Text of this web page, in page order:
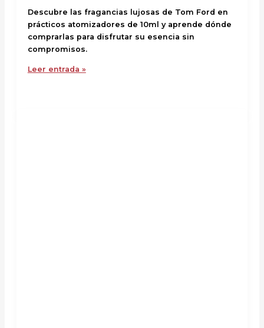
Descubre las fragancias lujosas de Tom Ford en
prácticos atomizadores de 10ml y aprende dónde
comprarlas para disfrutar su esencia sin
compromisos.
Leer entrada »